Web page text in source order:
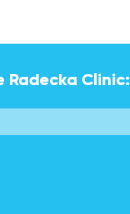
Radecka Clinic: